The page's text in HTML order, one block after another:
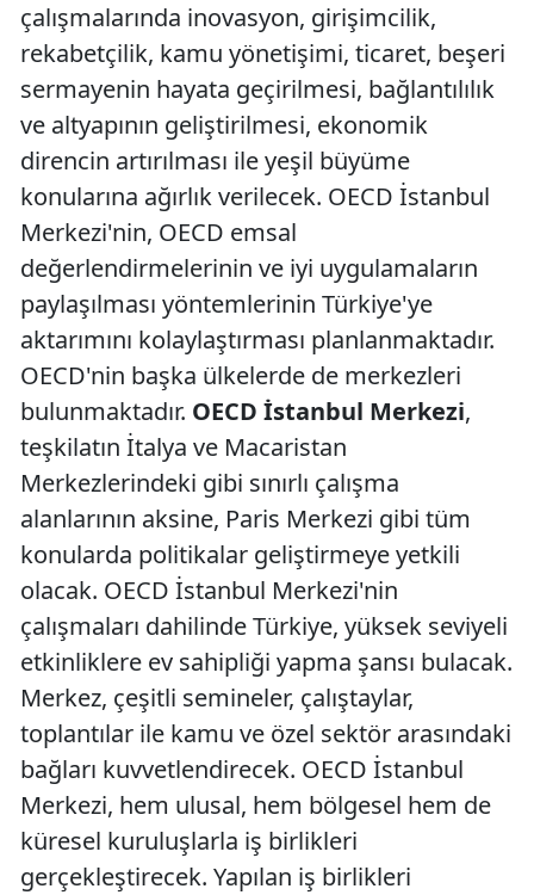
çalışmalarında inovasyon, girişimcilik,
rekabetçilik, kamu yönetişimi, ticaret, beşeri
sermayenin hayata geçirilmesi, bağlantılılık
ve altyapının geliştirilmesi, ekonomik
direncin artırılması ile yeşil büyüme
konularına ağırlık verilecek. OECD İstanbul
Merkezi'nin, OECD emsal
değerlendirmelerinin ve iyi uygulamaların
paylaşılması yöntemlerinin Türkiye'ye
aktarımını kolaylaştırması planlanmaktadır.
OECD'nin başka ülkelerde de merkezleri
bulunmaktadır. OECD İstanbul Merkezi,
teşkilatın İtalya ve Macaristan
Merkezlerindeki gibi sınırlı çalışma
alanlarının aksine, Paris Merkezi gibi tüm
konularda politikalar geliştirmeye yetkili
olacak. OECD İstanbul Merkezi'nin
çalışmaları dahilinde Türkiye, yüksek seviyeli
etkinliklere ev sahipliği yapma şansı bulacak.
Merkez, çeşitli semineler, çalıştaylar,
toplantılar ile kamu ve özel sektör arasındaki
bağları kuvvetlendirecek. OECD İstanbul
Merkezi, hem ulusal, hem bölgesel hem de
küresel kuruluşlarla iş birlikleri
gerçekleştirecek. Yapılan iş birlikleri